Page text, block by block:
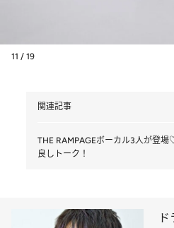
11 / 19
関連記事
THE RAMPAGEボーカル3人が登
良しトーク！